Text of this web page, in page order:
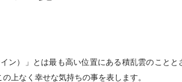
イン）」とは最も高い位置にある積乱雲のこと
上なく幸せな気持ちの事を表します。